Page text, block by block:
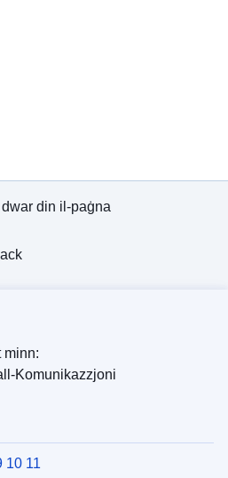
din il-paġna
minn:
Komunikazzjoni
10 11